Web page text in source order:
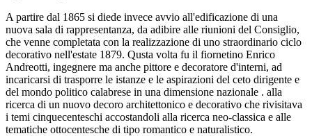
A partire dal 1865 si diede invece avvio all'edificazione di una
nuova sala di rappresentanza, da adibire alle riunioni del Consiglio,
che venne completata con la realizzazione di uno straordinario ciclo
decorativo nell'estate 1879. Qusta volta fu il fiornetino Enrico
Andreotti, ingegnere ma anche pittore e decoratore d'interni, ad
incaricarsi di trasporre le istanze e le aspirazioni del ceto dirigente e
del mondo politico calabrese in una dimensione nazionale . alla
ricerca di un nuovo decoro architettonico e decorativo che rivisitava
i temi cinquecenteschi accostandoli alla ricerca neo-classica e alle
tematiche ottocentesche di tipo romantico e naturalistico.